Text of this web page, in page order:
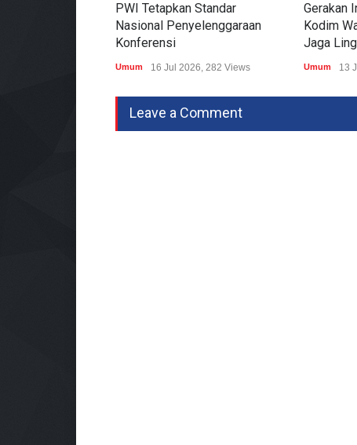
PWI Tetapkan Standar
Nasional Penyelenggaraan
Konferensi
Umum 16 Jul 2026, 282 Views
Gerakan
Kodim
Jaga
Umum 13
Leave a Comment